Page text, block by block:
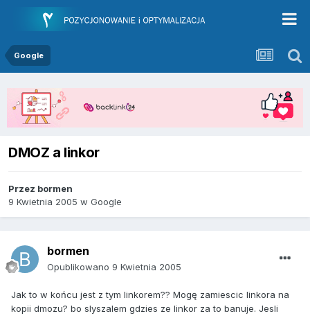
Google
DMOZ a linkor
Przez bormen
9 Kwietnia 2005 w Google
bormen
Opublikowano 9 Kwietnia 2005
Jak to w końcu jest z tym linkorem?? Mogę zamiescic linkora na
kopii dmozu? bo slyszalem gdzies ze linkor za to banuje. Jesli